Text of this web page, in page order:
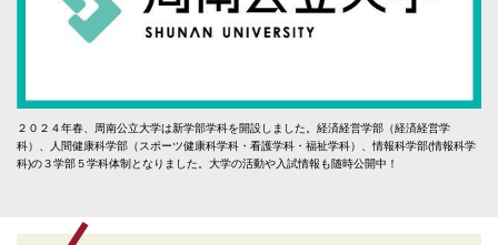
２０２４年春、周南公立大学は新学部学科を開設しました。経済経営学部（経済経営学
科）、人間健康科学部（スポーツ健康科学科・看護学科・福祉学科）、情報科学部(情報科学
科)の３学部５学科体制となりました。大学の活動や入試情報も随時公開中！